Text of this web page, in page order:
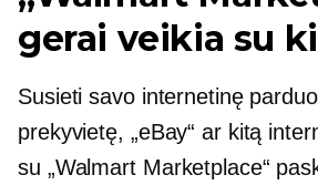
gerai veikia su
Susieti savo internetinę
prekyvietę, „eBay“ ar kitą
su „Walmart Marketplace“